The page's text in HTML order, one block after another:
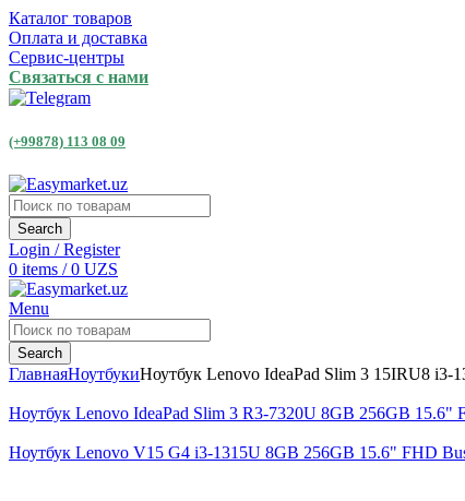
Каталог товаров
Оплата и доставка
Сервис-центры
Связаться с нами
(+99878) 113 08 09
Search
Login / Register
0 items / 0 UZS
Menu
Search
ГлавнаяНоутбукиНоутбук Lenovo IdeaPad Slim 3 15IRU8
Ноутбук Lenovo IdeaPad Slim 3 R3-7320U 8GB 256GB 15.6"
Ноутбук Lenovo V15 G4 i3-1315U 8GB 256GB 15.6" FHD